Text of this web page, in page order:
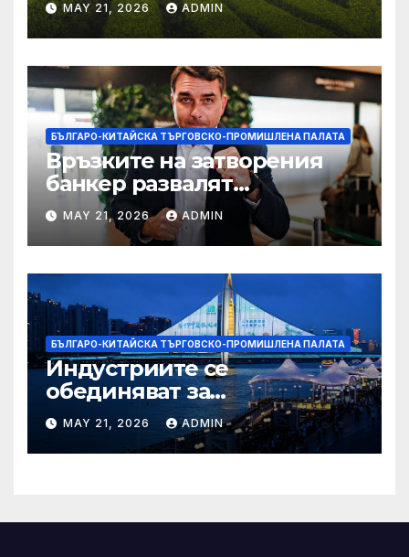
MAY 21, 2026 ADMIN
БЪЛГАРО-КИТАЙСКА ТЪРГОВСКО-ПРОМИШЛЕНА ПАЛАТА
Връзките на затворения
банкер развалят
надеждите на Флавио
Болсонаро за президент на
Бразилия
MAY 21, 2026 ADMIN
БЪЛГАРО-КИТАЙСКА ТЪРГОВСКО-ПРОМИШЛЕНА ПАЛАТА
Индустриите се
обединяват за
висококачествен растеж на
културния и
туристическия сектор
MAY 21, 2026 ADMIN